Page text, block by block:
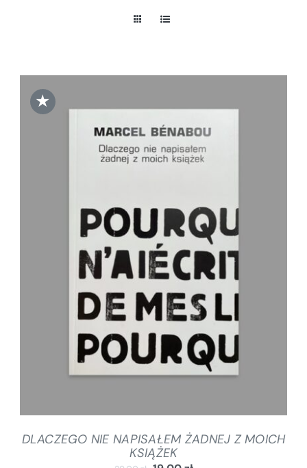
★
DODAJ DO KOSZYKA SZCZEGÓŁY
DLACZEGO NIE NAPISAŁEM ŻADNEJ Z MOICH
KSIĄŻEK